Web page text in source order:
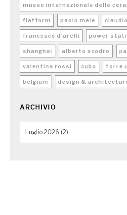
museo internazionale delle
flatform paolo mele
francesco d’arelli power
shanghai alberto scodro
valentina rossi cubo torre
belgium design &
ARCHIVIO